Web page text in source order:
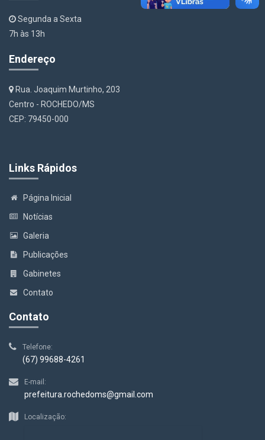
Segunda a Sexta
7h às 13h
Endereço
Rua. Joaquim Murtinho, 203
Centro - ROCHEDO/MS
CEP: 79450-000
Links Rápidos
Página Inicial
Notícias
Galeria
Publicações
Gabinetes
Contato
Contato
Telefone:
(67) 99688-4261
E-mail:
prefeitura.rochedoms@gmail.com
Localização: